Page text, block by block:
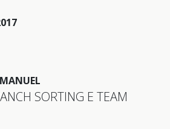
SORTING E TEAM